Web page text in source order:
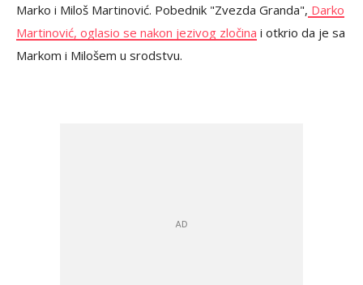
Marko i Miloš Martinović. Pobednik "Zvezda Granda", Darko
Martinović, oglasio se nakon jezivog zločina i otkrio da je sa
Markom i Milošem u srodstvu.